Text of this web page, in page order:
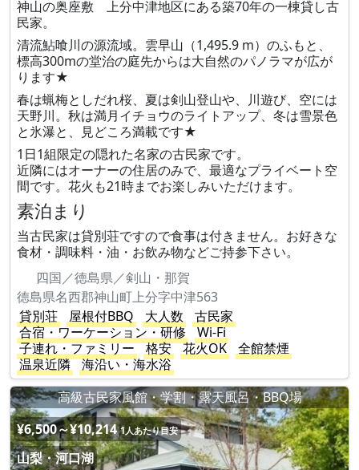
神山の奥座敷 上分中津地区にある築70年の一棟貸し古
民家。
清流鮎喰川の源流域。雲早山（1,495.9 m）のふもと、
標高300mの堂治の庭先からは大自然のパノラマが広が
ります★
春は蝋梅としだれ桜、夏は剣山登山や、川遊び、空には
天野川。秋は満月イチョウのライトアップ、冬は雪景色
と氷瀑と、見どころ満載です★
1日1組限定の隠れた名家の古民家です。
近隣にはオーナーの住居のみで、最適なプライベート空
間です。花火も21時までお楽しみいただけます。
素泊まり
当古民家は貸別荘ですので食事は付きません。お好きな
食材・調味料・油・お飲み物などご持参下さい。
四国／徳島県／剣山・那賀
徳島県名西郡神山町上分字中津563
貸別荘
屋根付BBQ 大人数
古民家
合宿・ワーケーション・研修
Wi-Fi
子連れ・ファミリー
格安 花火OK
全館禁煙
温泉近隣
海沿い・海水浴
高級古民家風館・学割・露天風呂・BBQ場
¥6,500～¥10,214 1人あたり目安
山梨・河口湖